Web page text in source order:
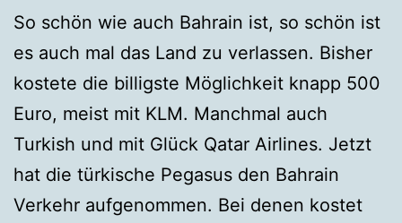
So schön wie auch Bahrain ist, so schön ist
es auch mal das Land zu verlassen. Bisher
kostete die billigste Möglichkeit knapp 500
Euro, meist mit KLM. Manchmal auch
Turkish und mit Glück Qatar Airlines. Jetzt
hat die türkische Pegasus den Bahrain
Verkehr aufgenommen. Bei denen kostet